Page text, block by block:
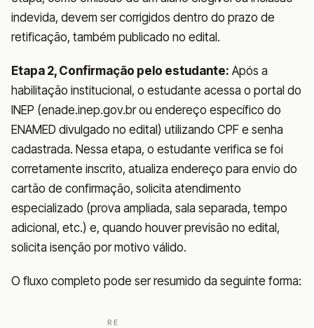
indevida, devem ser corrigidos dentro do prazo de
retificação, também publicado no edital.
Etapa 2, Confirmação pelo estudante: Após a
habilitação institucional, o estudante acessa o portal do
INEP (enade.inep.gov.br ou endereço específico do
ENAMED divulgado no edital) utilizando CPF e senha
cadastrada. Nessa etapa, o estudante verifica se foi
corretamente inscrito, atualiza endereço para envio do
cartão de confirmação, solicita atendimento
especializado (prova ampliada, sala separada, tempo
adicional, etc.) e, quando houver previsão no edital,
solicita isenção por motivo válido.
O fluxo completo pode ser resumido da seguinte forma:
RE